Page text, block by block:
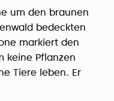
um den braunen
bedeckten
markiert den
keine Pflanzen
Tiere leben. Er